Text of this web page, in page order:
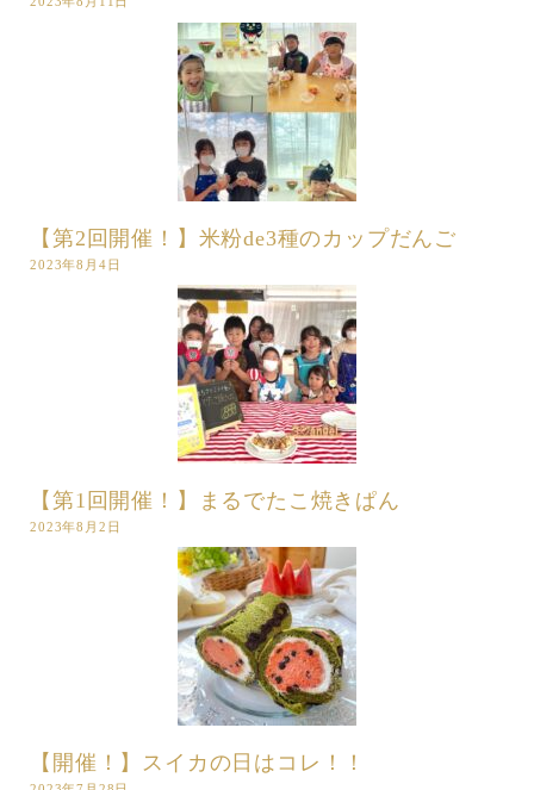
【第2回開催！】米粉de3種のカップだんご
2023年8月4日
【第1回開催！】まるでたこ焼きぱん
2023年8月2日
【開催！】スイカの日はコレ！！